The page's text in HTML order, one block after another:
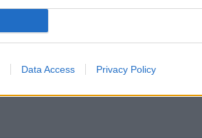
Data Access Privacy Policy